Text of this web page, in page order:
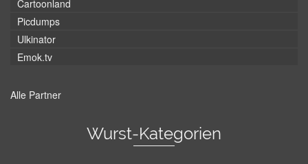
Cartoonland
Picdumps
Ulkinator
Emok.tv
Alle Partner
Wurst-Kategorien